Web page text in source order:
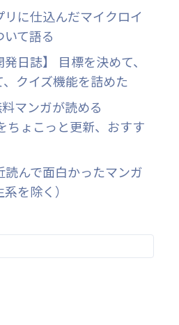
リに仕込んだマイクロイ
て語る
日誌】 目標を決めて、
クイズ機能を詰めた
マンガが読める
ちょこっと更新、おすす
読んで面白かったマンガ
を除く）